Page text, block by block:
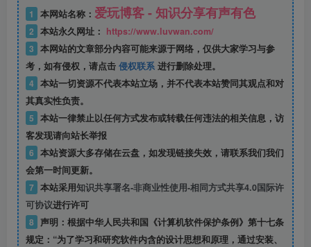
1 本网站名称： 爱玩博客 - 知识分享有声有色
2 本站永久网址： https://www.luvwan.com/
3 本网站的文章部分内容可能来源于网络，仅供大家学习与参
考，如有侵权，请点击 侵权联系 进行删除处理。
4 本站一切资源不代表本站立场，并不代表本站赞同其观点和对
其真实性负责。
5 本站一律禁止以任何方式发布或转载任何违法的相关信息，访
客发现请向站长举报
6 本站资源大多存储在云盘，如发现链接失效，请联系我们我们
会第一时间更新。
7 本站采用知识共享署名-非商业性使用-相同方式共享4.0国际许
可协议进行许可
8 声明：根据中华人民共和国《计算机软件保护条例》第十七条
规定：“为了学习和研究软件内含的设计思想和原理，通过安装、